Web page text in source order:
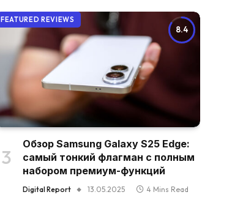
8.4
FEATURED REVIEWS
Обзор Samsung Galaxy S25 Edge:
самый тонкий флагман с полным
набором премиум-функций
Digital Report 13.05.2025 4 Mins Read